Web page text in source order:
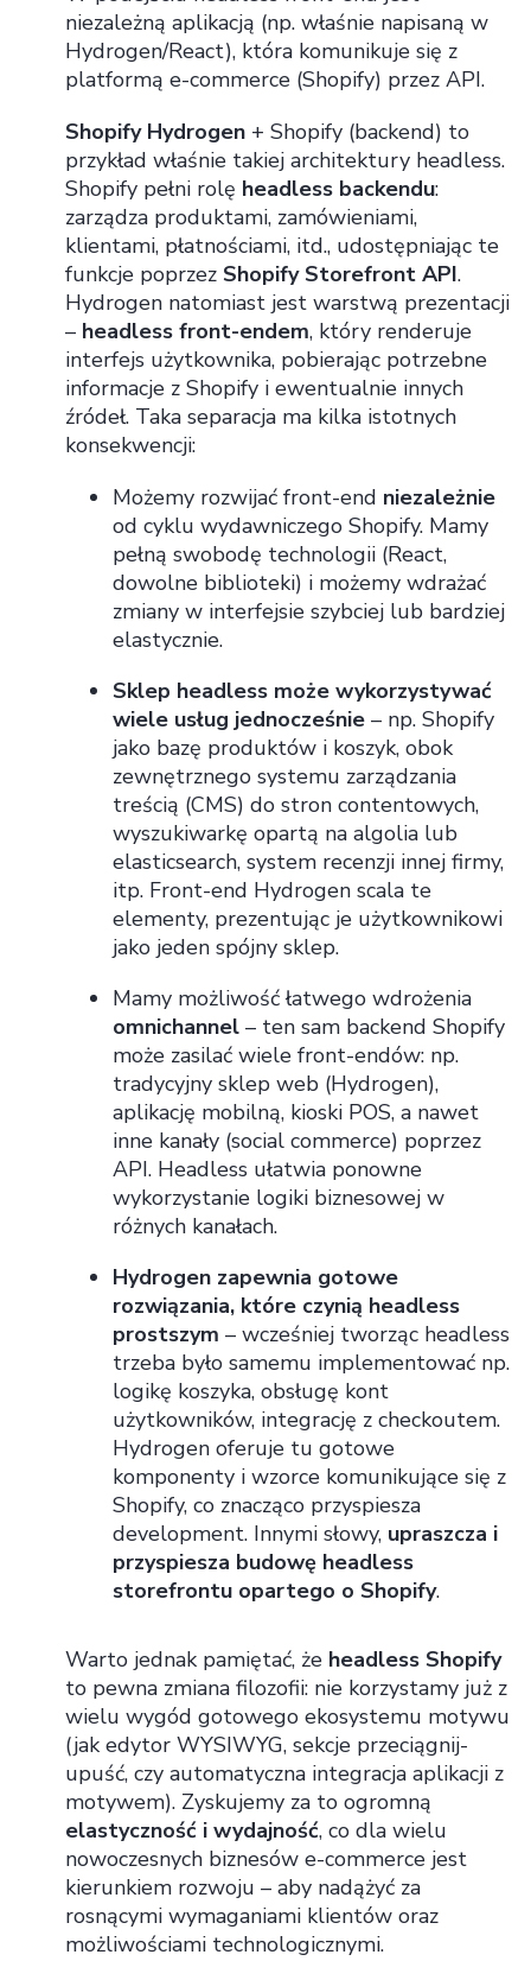
niezależną aplikacją (np. właśnie napisaną w
Hydrogen/React), która komunikuje się z
platformą e-commerce (Shopify) przez API.
Shopify Hydrogen + Shopify (backend) to
przykład właśnie takiej architektury headless.
Shopify pełni rolę headless backendu:
zarządza produktami, zamówieniami,
klientami, płatnościami, itd., udostępniając te
funkcje poprzez Shopify Storefront API.
Hydrogen natomiast jest warstwą prezentacji
– headless front-endem, który renderuje
interfejs użytkownika, pobierając potrzebne
informacje z Shopify i ewentualnie innych
źródeł. Taka separacja ma kilka istotnych
konsekwencji:
Możemy rozwijać front-end niezależnie
od cyklu wydawniczego Shopify. Mamy
pełną swobodę technologii (React,
dowolne biblioteki) i możemy wdrażać
zmiany w interfejsie szybciej lub bardziej
elastycznie.
Sklep headless może wykorzystywać
wiele usług jednocześnie – np. Shopify
jako bazę produktów i koszyk, obok
zewnętrznego systemu zarządzania
treścią (CMS) do stron contentowych,
wyszukiwarkę opartą na algolia lub
elasticsearch, system recenzji innej firmy,
itp. Front-end Hydrogen scala te
elementy, prezentując je użytkownikowi
jako jeden spójny sklep.
Mamy możliwość łatwego wdrożenia
omnichannel – ten sam backend Shopify
może zasilać wiele front-endów: np.
tradycyjny sklep web (Hydrogen),
aplikację mobilną, kioski POS, a nawet
inne kanały (social commerce) poprzez
API. Headless ułatwia ponowne
wykorzystanie logiki biznesowej w
różnych kanałach.
Hydrogen zapewnia gotowe
rozwiązania, które czynią headless
prostszym – wcześniej tworząc headless
trzeba było samemu implementować np.
logikę koszyka, obsługę kont
użytkowników, integrację z checkoutem.
Hydrogen oferuje tu gotowe
komponenty i wzorce komunikujące się z
Shopify, co znacząco przyspiesza
development. Innymi słowy, upraszcza i
przyspiesza budowę headless
storefrontu opartego o Shopify.
Warto jednak pamiętać, że headless Shopify
to pewna zmiana filozofii: nie korzystamy już z
wielu wygód gotowego ekosystemu motywu
(jak edytor WYSIWYG, sekcje przeciągnij-
upuść, czy automatyczna integracja aplikacji z
motywem). Zyskujemy za to ogromną
elastyczność i wydajność, co dla wielu
nowoczesnych biznesów e-commerce jest
kierunkiem rozwoju – aby nadążyć za
rosnącymi wymaganiami klientów oraz
możliwościami technologicznymi.